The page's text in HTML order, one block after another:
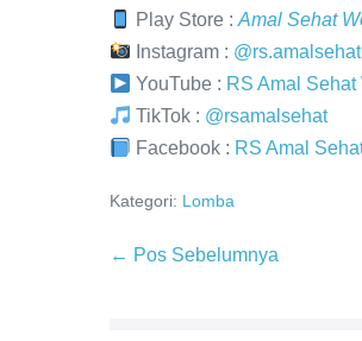
Play Store :Amal Sehat
Instagram :
YouTube : RS Amal Sehat
TikTok : @rsamalsehat
Facebook : RS Amal
Kategori: Lomba
← Pos Sebelumnya